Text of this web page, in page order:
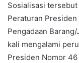
Sosialisasi
Peraturan Presiden
Pengadaan
kali mengalami
Presiden Nomor